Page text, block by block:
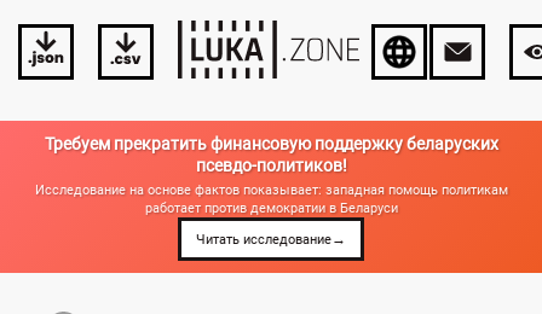
Требуем прекратить финансовую поддержку беларуских
псевдо-политиков!
Исследование на основе фактов показывает: западная помощь политикам
работает против демократии в Беларуси
Читать исследование→